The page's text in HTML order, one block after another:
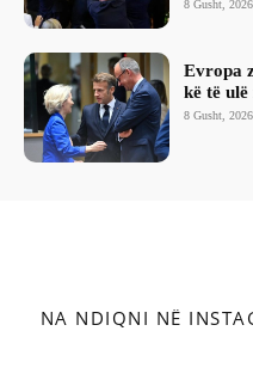
8 Gusht,
Evropa
kë të ulë
8 Gusht,
NA NDIQNI NË